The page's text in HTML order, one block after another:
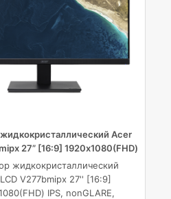
Acer
27” [16:9] 1920х1080(FHD)
IPS
жидкокристаллический
V277bmipx 27'' [16:9]
IPS, nonGLARE,